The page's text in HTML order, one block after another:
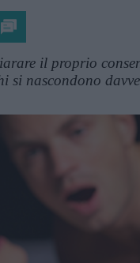
il proprio
nascondono